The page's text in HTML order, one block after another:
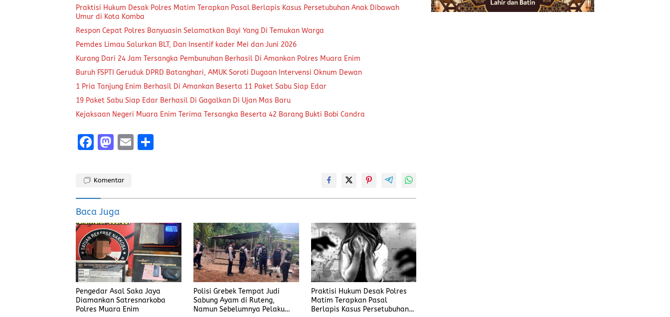
Praktisi Hukum Desak Polres Matim Terapkan Pasal Berlapis Kasus Persetubuhan Anak Dibawah
Umur di Kota Komba
Respon Cepat Polres Banyuasin Selamatkan Bayi Yang Di Temukan Warga
Pemdes Limau Salurkan BLT, Dan Insentif kader Mei dan Juni 2026
Kurang Dari 24 Jam Tersangka Pembunuhan Berhasil Di Amankan Polres Muara Enim
Buruh FSPTI Geruduk DPRD Batanghari, AMUK Soroti Dugaan Intervensi Oknum Dewan
1 Pria Tanjung Enim Berhasil Di Amankan Beserta 11 Paket Sabu Siap Edar
19 Paket Sabu Siap Edar Berhasil Di Gagalkan Di Ujan Mas Baru
Kejaksaan Negeri Muara Enim Terima Tersangka Beserta 42 Barang Bukti Bobi Candra
F
ce
o
o
k
M
st
d
o
n
E
Komentar
Baca Juga
Pengedar Asal Saka Jaya
Diamankan Satresnarkoba
Polres Muara Enim
Polisi Grebek Tempat Judi
Sabung Ayam di Ruteng,
Namun Sebelumnya Pelaku
Praktisi Hukum Desak Polres
Matim Terapkan Pasal
Berlapis Kasus Persetubuhan